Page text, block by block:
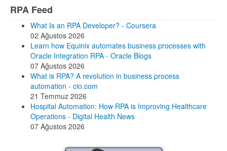
RPA Feed
What Is an RPA Developer? - Coursera
02 Ağustos 2026
Learn how Equinix automates business processes with
Oracle Integration RPA - Oracle Blogs
07 Ağustos 2026
What is RPA? A revolution in business process
automation - cio.com
21 Temmuz 2026
Hospital Automation: How RPA is Improving Healthcare
Operations - Digital Health News
07 Ağustos 2026